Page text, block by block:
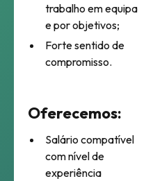
trabalho em equipa
e por objetivos;
Forte sentido de
compromisso.
Oferecemos:
Salário compatível
com nível de
experiência